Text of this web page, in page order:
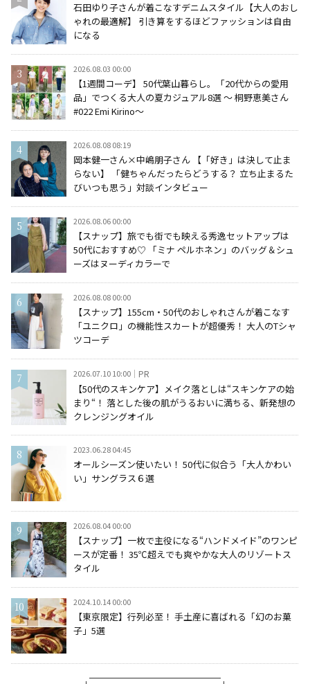
石田ゆり子さんが着こなすデニムスタイル【大人のおし
ゃれの最適解】 引き算をするほどファッションは自由
になる
2026.08.03 00:00
【1週間コーデ】 50代葉山暮らし。「20代からの愛用
品」でつくる大人の夏カジュアル8選 ～ 桐野恵美さん
#022 Emi Kirino～
2026.08.08 08:19
岡本健一さん×中嶋朋子さん 【「好き」は決して止ま
らない】 「健ちゃんだったらどうする？ 立ち止まるた
びいつも思う」対談インタビュー
2026.08.06 00:00
【スナップ】旅でも街でも映える秀逸セットアップは
50代におすすめ♡ 「ミナ ペルホネン」のバッグ＆シュ
ーズはヌーディカラーで
2026.08.08 00:00
【スナップ】155cm・50代のおしゃれさんが着こなす
「ユニクロ」の機能性スカートが超優秀！ 大人のTシャ
ツコーデ
2026.07.10 10:00 PR
【50代のスキンケア】メイク落としは“スキンケアの始
まり“！ 落とした後の肌がうるおいに満ちる、新発想の
クレンジングオイル
2023.06.28 04:45
オールシーズン使いたい！ 50代に似合う「大人かわい
い」サングラス６選
2026.08.04 00:00
【スナップ】一枚で主役になる“ハンドメイド”のワンピ
ースが定番！ 35℃超えでも爽やかな大人のリゾートス
タイル
2024.10.14 00:00
【東京限定】行列必至！ 手土産に喜ばれる「幻のお菓
子」5選